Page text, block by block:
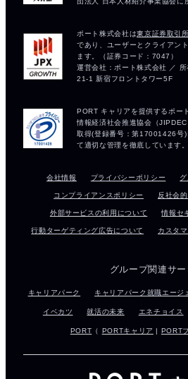
会社情報 プライバシーポリシー
コンプライアンスポリシー 反社会
外部サービスの利用について 情報セ
行動ターゲティング広告について カスタ